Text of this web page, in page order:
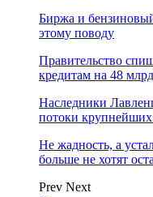
Биржа и
этому поводу
Правительство
кредитам на 48
Наследники
потоки
Не жадность, а
больше не хотят
Prev Next